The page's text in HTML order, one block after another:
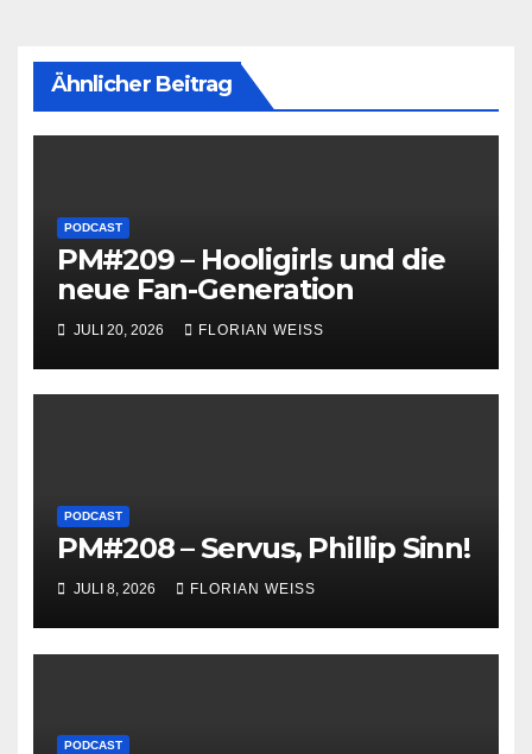
Ähnlicher Beitrag
PODCAST
PM#209 – Hooligirls und die
neue Fan-Generation
JULI 20, 2026 FLORIAN WEISS
PODCAST
PM#208 – Servus, Phillip Sinn!
JULI 8, 2026 FLORIAN WEISS
PODCAST